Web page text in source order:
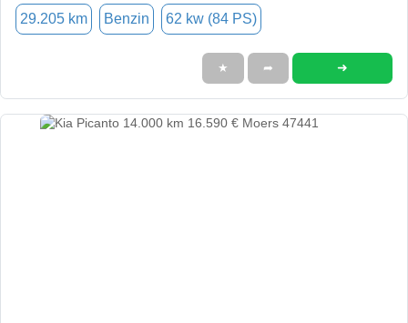
29.205 km Benzin 62 kw (84 PS)
★ ➦ ➜